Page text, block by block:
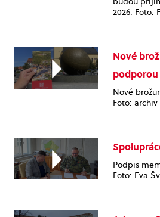
2026. Foto:
Nové
podporou
Nové
Foto: archiv
Podpis
Foto: Eva